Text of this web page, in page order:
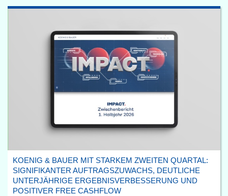
KOENIG & BAUER MIT STARKEM ZWEITEN QUARTAL:
SIGNIFIKANTER AUFTRAGSZUWACHS, DEUTLICHE
UNTERJÄHRIGE ERGEBNISVERBESSERUNG UND
POSITIVER FREE CASHFLOW